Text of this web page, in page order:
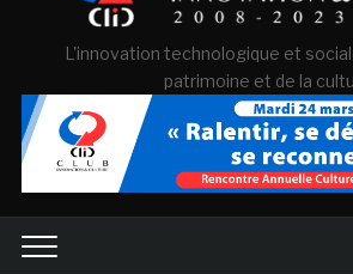
L'innovation technologique et
patrimoine et de la